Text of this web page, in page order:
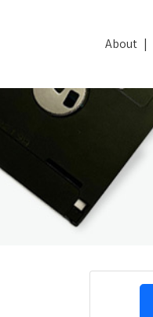
About